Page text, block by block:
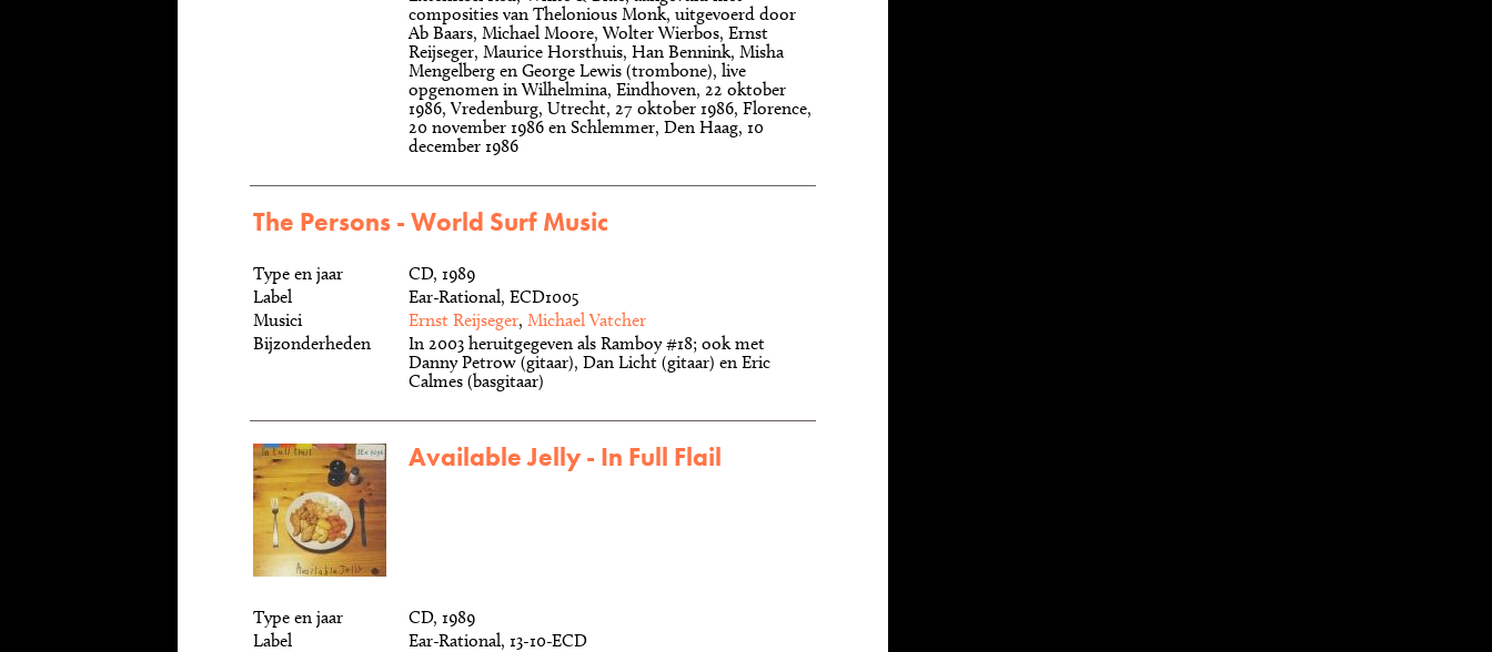
composities van Thelonious Monk, uitgevoerd door
Ab Baars, Michael Moore, Wolter Wierbos, Ernst
Reijseger, Maurice Horsthuis, Han Bennink, Misha
Mengelberg en George Lewis (trombone), live
opgenomen in Wilhelmina, Eindhoven, 22 oktober
1986, Vredenburg, Utrecht, 27 oktober 1986, Florence,
20 november 1986 en Schlemmer, Den Haag, 10
december 1986
The Persons - World Surf Music
Type en jaar
CD, 1989
Label
Ear-Rational, ECD1005
Musici
Ernst Reijseger, Michael Vatcher
Bijzonderheden
In 2003 heruitgegeven als Ramboy #18; ook met
Danny Petrow (gitaar), Dan Licht (gitaar) en Eric
Calmes (basgitaar)
Available Jelly - In Full Flail
Type en jaar
CD, 1989
Label
Ear-Rational, 13-10-ECD